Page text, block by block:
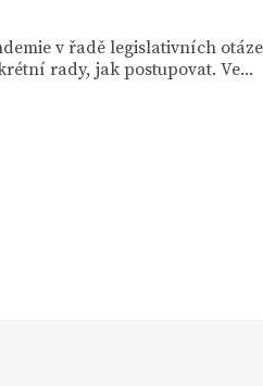
v řadě legislativních
rady, jak postupovat. Ve...